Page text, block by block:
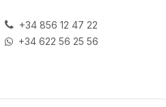
+34 856 12 47 22
+34 622 56 25 56